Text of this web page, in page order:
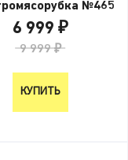
№465
6 999 ₽
9 999 ₽
КУПИТЬ